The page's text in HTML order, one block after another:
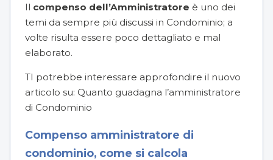
Il compenso dell’Amministratore è uno dei
temi da sempre più discussi in Condominio; a
volte risulta essere poco dettagliato e mal
elaborato.
TI potrebbe interessare approfondire il nuovo
articolo su: Quanto guadagna l’amministratore
di Condominio
Compenso amministratore di
condominio, come si calcola